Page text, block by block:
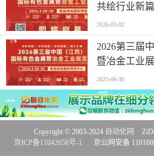
共绘行业新
2026-03-02
2026第三届
暨冶金工业
2025-06-30
Copyright © 2003-2024 自动化网
京ICP备11042658号-1
京公网安备